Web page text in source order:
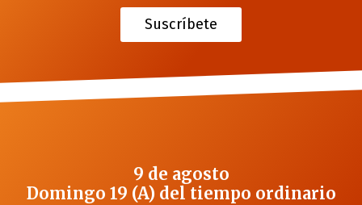
Suscríbete
9 de agosto
Domingo 19 (A) del tiempo ordinario